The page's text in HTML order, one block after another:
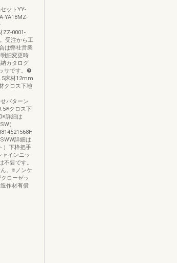
ットYY-
YA18MZ-
ZZ-0001-
受注から工
は弊社営業
細変更時
カタログ
サです。❼
床材12mm
クロス下地
パターン
クロス下
詳細は
）
詳細は
）下枠把手
インニッ
要です。
。※ノンケ
ローゼッ
作材有償